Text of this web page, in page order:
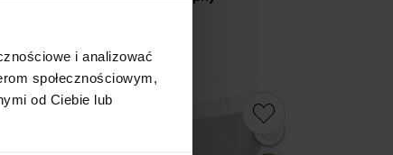
i analizować
społecznościowym,
od Ciebie lub
Promocja